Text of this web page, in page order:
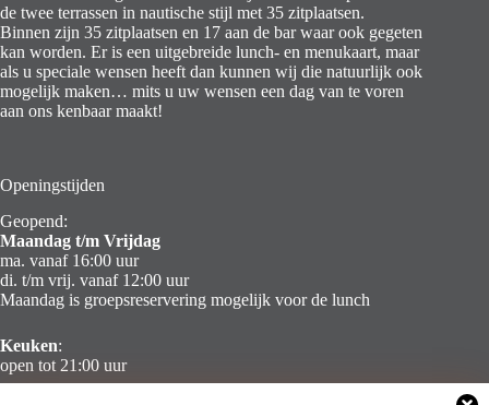
de twee terrassen in nautische stijl met 35 zitplaatsen.
Binnen zijn 35 zitplaatsen en 17 aan de bar waar ook gegeten
kan worden. Er is een uitgebreide lunch- en menukaart, maar
als u speciale wensen heeft dan kunnen wij die natuurlijk ook
mogelijk maken… mits u uw wensen een dag van te voren
aan ons kenbaar maakt!
Openingstijden
Geopend:
Maandag t/m Vrijdag
ma. vanaf 16:00 uur
di. t/m vrij. vanaf 12:00 uur
Maandag is groepsreservering mogelijk voor de lunch
Keuken:
open tot 21:00 uur